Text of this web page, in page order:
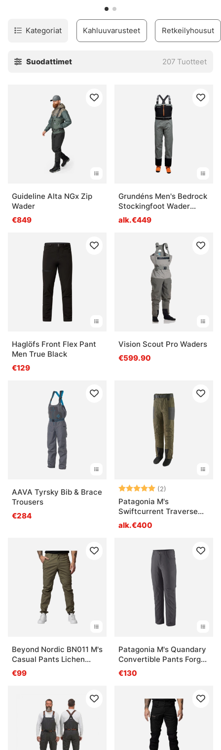
Kategoriat Kahluuvarusteet Retkeilyhousut
Suodattimet 207 Tuotteet
Guideline Alta NGx Zip
Wader
€849
Grundéns Men's Bedrock
Stockingfoot Wader
Sagebrush
alk.€449
Haglöfs Front Flex Pant
Men True Black
€129
Vision Scout Pro Waders
€599.90
AAVA Tyrsky Bib & Brace
Trousers
€284
Arvio: (2)
Patagonia M's
Swiftcurrent Traverse
Wading Pants BSNG
alk.€400
Beyond Nordic BN011 M's
Casual Pants Lichen
Green
€99
Patagonia M's Quandary
Convertible Pants Forge
Grey
€130